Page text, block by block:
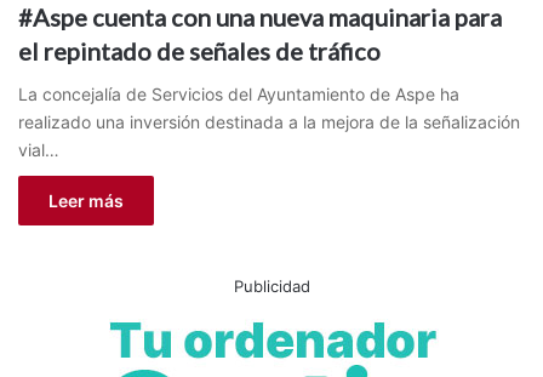
#Aspe cuenta con una nueva maquinaria para
el repintado de señales de tráfico
La concejalía de Servicios del Ayuntamiento de Aspe ha
realizado una inversión destinada a la mejora de la señalización
vial…
Leer más
Publicidad